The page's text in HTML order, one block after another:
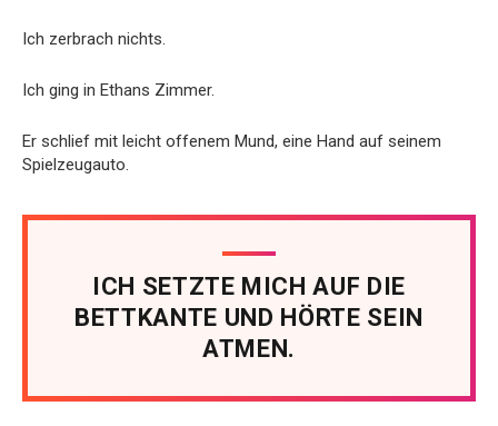
Ich zerbrach nichts.
Ich ging in Ethans Zimmer.
Er schlief mit leicht offenem Mund, eine Hand auf seinem
Spielzeugauto.
ICH SETZTE MICH AUF DIE
BETTKANTE UND HÖRTE SEIN
ATMEN.